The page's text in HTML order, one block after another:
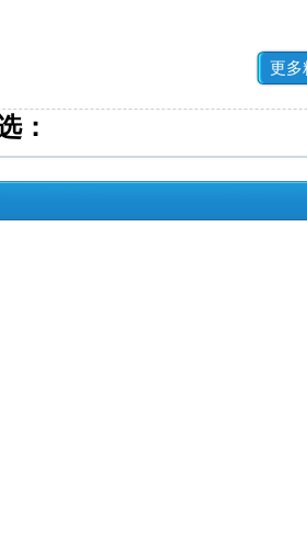
更多
：